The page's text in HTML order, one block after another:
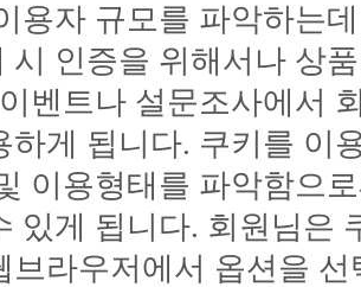
용자 규모를 파악하는
시 인증을 위해서나 상
벤트나 설문조사에서
하게 됩니다. 쿠키를 이
이용형태를 파악함으
있게 됩니다. 회원님은
브라우저에서 옵션을